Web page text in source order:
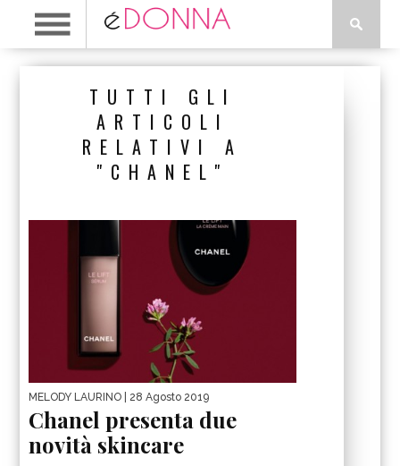
TUTTI GLI
ARTICOLI
RELATIVI A
"CHANEL"
MELODY LAURINO | 28 Agosto 2019
Chanel presenta due
novità skincare